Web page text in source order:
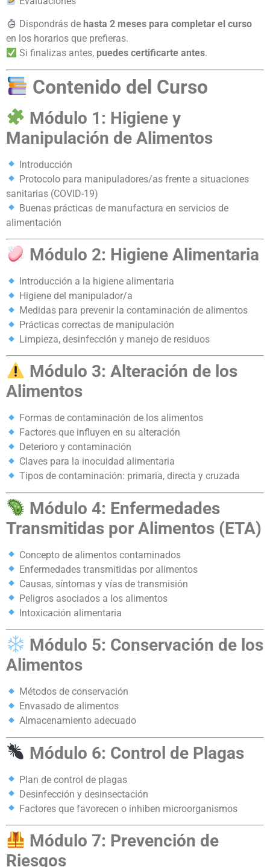
Dispondrás de hasta 2 meses para completar el curso
en los horarios que prefieras.
Si finalizas antes, puedes certificarte antes.
Contenido del Curso
Módulo 1: Higiene y
Manipulación de Alimentos
Introducción
Protocolo para manipuladores/as frente a situaciones
sanitarias (COVID-19)
Buenas prácticas de manufactura en servicios de
alimentación
Módulo 2: Higiene Alimentaria
Introducción a la higiene alimentaria
Higiene del manipulador/a
Medidas para prevenir la contaminación de alimentos
Prácticas correctas de manipulación
Limpieza, desinfección y manejo de residuos
Módulo 3: Alteración de los
Alimentos
Formas de contaminación de los alimentos
Factores que influyen en su alteración
Deterioro y contaminación
Claves para la inocuidad alimentaria
Tipos de contaminación: primaria, directa y cruzada
Módulo 4: Enfermedades
Transmitidas por Alimentos (ETA)
Concepto de alimentos contaminados
Enfermedades transmitidas por alimentos
Causas, síntomas y vías de transmisión
Peligros asociados a los alimentos
Intoxicación alimentaria
Módulo 5: Conservación de los
Alimentos
Métodos de conservación
Envasado de alimentos
Almacenamiento adecuado
Módulo 6: Control de Plagas
Plan de control de plagas
Desinfección y desinsectación
Factores que favorecen o inhiben microorganismos
Módulo 7: Prevención de
Riesgos